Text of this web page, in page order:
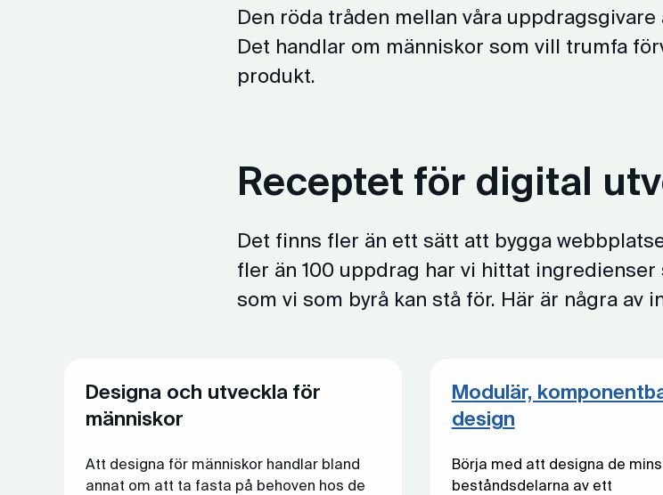
Den röda tråden mellan våra
Det handlar om människor som vill trumfa
produkt.
Receptet för digital
Det finns fler än ett sätt att bygga
fler än 100 uppdrag har vi hittat
som vi som byrå kan stå för. Här är några av
Designa och utveckla för
människor
Att designa för människor handlar bland
annat om att ta fasta på behoven hos de
Modulär,
design
Börja med att designa de
beståndsdelarna av ett